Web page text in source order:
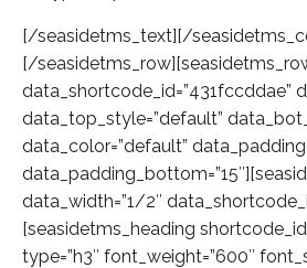
[/seasidetms_text][/
[/
data_shortcode_id=”431fccddae”
data_top_style=”default”
data_color=”default”
data_width=”1/2″
[seasidetms_heading
type=”h3″ font_weight=”600″